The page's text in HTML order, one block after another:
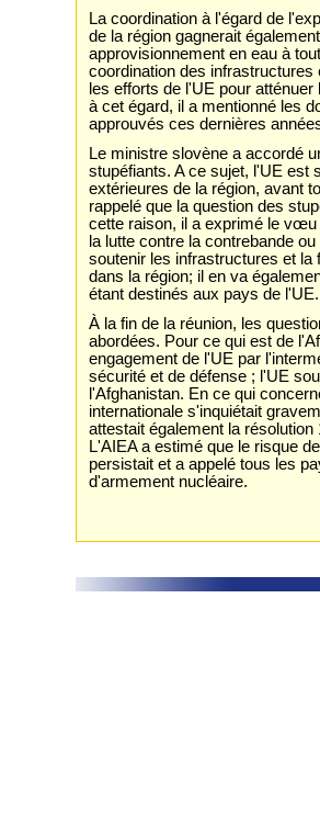
La coordination à l'égard de
de la région gagnerait
approvisionnement en eau à
coordination des
les efforts de l'UE pour
à cet égard, il a mentionné les
approuvés ces dernières
Le ministre slovène a accordé
stupéfiants. A ce sujet, l'UE est
extérieures de la région, avant
rappelé que la question des
cette raison, il a exprimé le
la lutte contre la contrebande
soutenir les infrastructures et
dans la région; il en va
étant destinés aux pays de l'UE.
À la fin de la réunion, les
abordées. Pour ce qui est de
engagement de l'UE par
sécurité et de défense ; l'UE
l'Afghanistan. En ce qui
internationale s'inquiétait
attestait également la
L'AIEA a estimé que le risque
persistait et a appelé tous les
d'armement nucléaire.